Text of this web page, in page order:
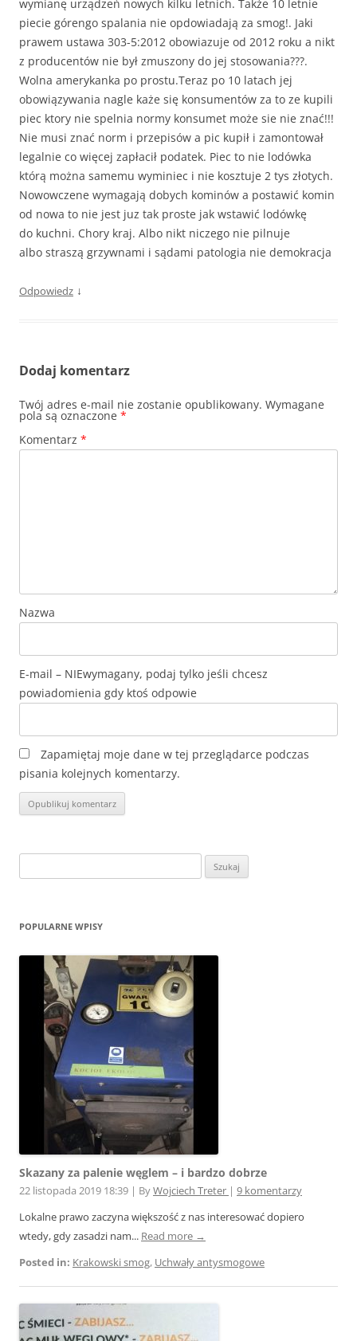
wymianę urządzeń nowych kilku letnich. Także 10 letnie
piecie górengo spalania nie opdowiadają za smog!. Jaki
prawem ustawa 303-5:2012 obowiazuje od 2012 roku a nikt
z producentów nie był zmuszony do jej stosowania???.
Wolna amerykanka po prostu.Teraz po 10 latach jej
obowiązywania nagle każe się konsumentów za to ze kupili
piec ktory nie spelnia normy konsumet może sie nie znać!!!
Nie musi znać norm i przepisów a pic kupił i zamontował
legalnie co więcej zapłacił podatek. Piec to nie lodówka
którą można samemu wyminiec i nie kosztuje 2 tys złotych.
Nowowczene wymagają dobych kominów a postawić komin
od nowa to nie jest juz tak proste jak wstawić lodówkę
do kuchni. Chory kraj. Albo nikt niczego nie pilnuje
albo straszą grzywnami i sądami patologia nie demokracja
Odpowiedz ↓
Dodaj komentarz
Twój adres e-mail nie zostanie opublikowany. Wymagane
pola są oznaczone *
Komentarz *
Nazwa
E-mail
Zapamiętaj moje dane w tej przeglądarce podczas
pisania kolejnych komentarzy.
POPULARNE WPISY
Skazany za palenie węglem – i bardzo dobrze
22 listopada 2019 18:39 | ByWojciech Treter | 9 komentarzy
Lokalne prawo zaczyna większość z nas interesować dopiero
wtedy, gdy zasadzi nam... Read more →
Posted in: Krakowski smog, Uchwały antysmogowe